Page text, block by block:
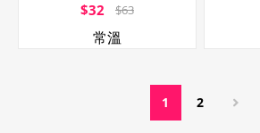
$32 $63
常溫
1 2